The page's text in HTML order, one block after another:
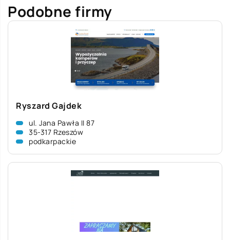
Podobne firmy
Ryszard Gajdek
ul. Jana Pawła II 87
35-317 Rzeszów
podkarpackie